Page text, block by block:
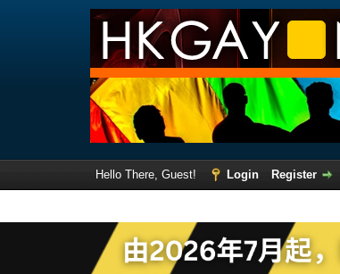
Hello There, Guest! Login
Register